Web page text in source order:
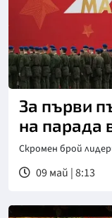
За първи
на парада
Скромен брой
09 май | 8:13